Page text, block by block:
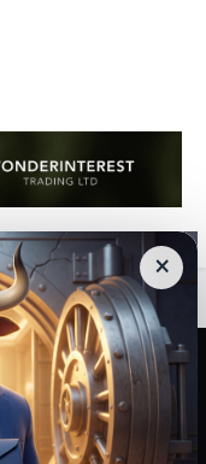
akcií by investoři
×
internetových stránkách
důvěryhodných zdrojů. Při
cílem poskytovat čtenářům
internetových stránek